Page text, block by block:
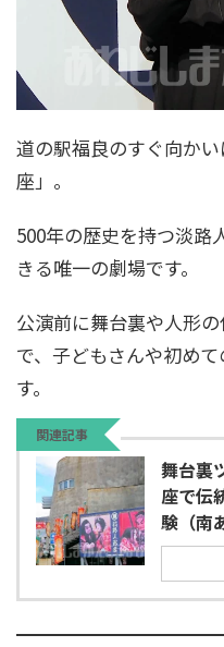
道の駅福良のすぐ向か
座」。
500年の歴史を持つ淡路
きる唯一の劇場です。
公演前に舞台裏や人形
で、子どもさんや初め
す。
関連記事
舞台裏
座で伝
験（南